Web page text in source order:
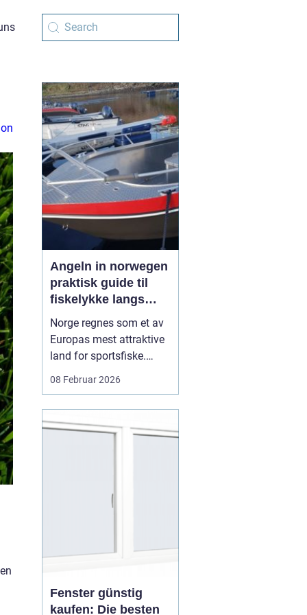
Angeln in norwegen
praktisk guide til
fiskelykke langs
kysten
Norge regnes som et av
Europas mest attraktive
land for sportsfiske.
Lang kystlinje, rent hav,
fiskeplasser gjør landet
til et naturlig valg for
08 Februar 2026
Fenster günstig
kaufen: Die besten